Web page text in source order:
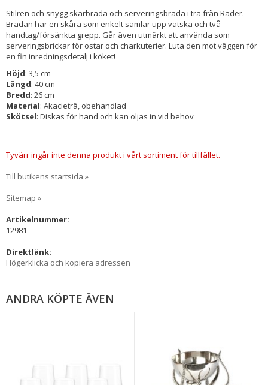
Stilren och snygg skärbräda och serveringsbräda i trä från Räder.
Brädan har en skåra som enkelt samlar upp vätska och två
handtag/försänkta grepp. Går även utmärkt att använda som
serveringsbrickar för ostar och charkuterier. Luta den mot väggen för
en fin inredningsdetalj i köket!
Höjd: 3,5 cm
Längd: 40 cm
Bredd: 26 cm
Material: Akacieträ, obehandlad
Skötsel: Diskas för hand och kan oljas in vid behov
Tyvärr ingår inte denna produkt i vårt sortiment för tillfället.
Till butikens startsida »
Sitemap »
Artikelnummer:
12981
Direktlänk:
Högerklicka och kopiera adressen
ANDRA KÖPTE ÄVEN